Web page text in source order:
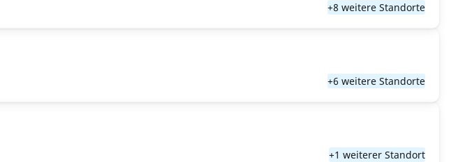
+8 weitere Standorte
+6 weitere Standorte
+1 weiterer Standort